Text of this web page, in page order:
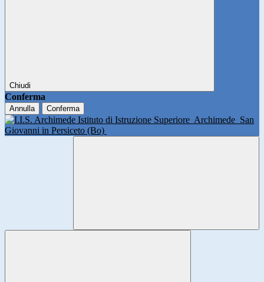
Chiudi
Conferma
Annulla Conferma
Istituto di Istruzione Superiore Archimede San
Giovanni in Persiceto (Bo)